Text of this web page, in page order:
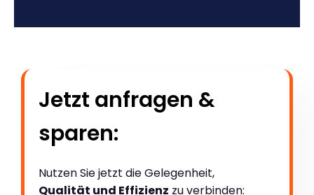
Jetzt anfragen &
sparen:
Nutzen Sie jetzt die Gelegenheit,
Qualität und Effizienz zu verbinden: